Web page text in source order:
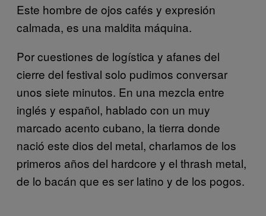
Este hombre de ojos cafés y expresión
calmada, es una maldita máquina.
Por cuestiones de logística y afanes del
cierre del festival solo pudimos conversar
unos siete minutos. En una mezcla entre
inglés y español, hablado con un muy
marcado acento cubano, la tierra donde
nació este dios del metal, charlamos de los
primeros años del hardcore y el thrash metal,
de lo bacán que es ser latino y de los pogos.